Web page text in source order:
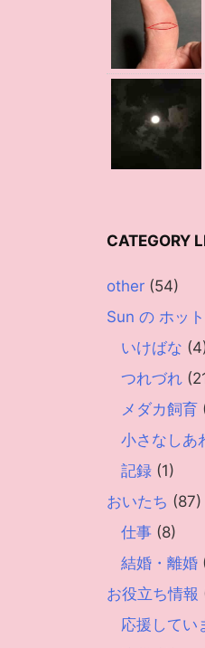
CATEGORY
other (54)
Sun の ホッ
いけばな
つれづれ
メダカ飼育
小さなしあ
記録 (1)
おいたち (87)
仕事 (8)
結婚・離婚
お役立ち情報
応援してい